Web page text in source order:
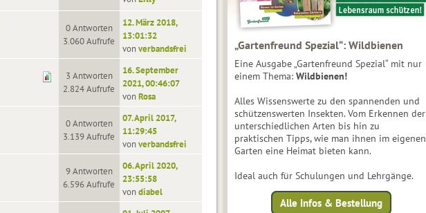
0 Antworten
3.060 Aufrufe
12. März 2018,
13:01:32
vonverbandsfrei
3 Antworten
2.824 Aufrufe
16. September
2021, 00:46:07
vonRosa
0 Antworten
3.139 Aufrufe
07. April 2017,
11:29:45
vonverbandsfrei
9 Antworten
6.596 Aufrufe
06. April 2020,
23:55:58
vondiabel
„Gartenfreund Spezial“: Wildbienen
Eine Ausgabe „Gartenfreund Spezial“ mit nur
einem Thema: Wildbienen!
Alles Wissenswerte zu den spannenden und
schützenswerten Insekten. Vom Erkennen der
unterschiedlichen Arten bis hin zu
praktischen Tipps, wie man ihnen im eigenen
Garten eine Heimat bieten kann.
Ideal auch für Schulungen und Lehrgänge.
Alle Infos & Bestellung